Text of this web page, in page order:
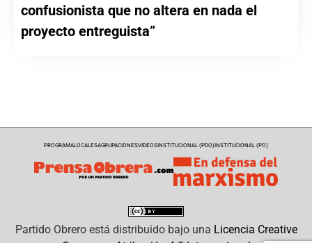
confusionista que no altera en nada el
proyecto entreguista”
PROGRAMALOCALESAGRUPACIONESVIDEOSINSTITUCIONAL (PDO)INSTITUCIONAL (PO)
Partido Obreroestá distribuido bajo una Licencia Creative